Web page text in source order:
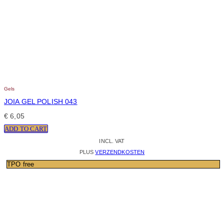
Gels
JOIA GEL POLISH 043
€ 6,05
ADD TO CART
INCL. VAT
PLUSVERZENDKOSTEN
TPO free